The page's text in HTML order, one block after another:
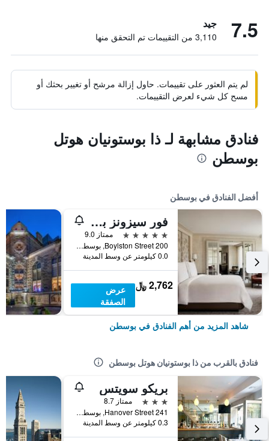
7.5 جيد
3,110 من التقييمات تم التحقق منها
لم يتم العثور على تقييمات. حاول إزالة مرشح أو تغيير بحثك أو
مسح كل شيء لعرض التقييمات.
فنادق مشابهة لـ ذا بوستونيان هوتل
بوسطن
أفضل الفنادق في بوسطن
فور سيزونز بوسطن
5 نجوم
ممتاز 9.0
200 Boylston Street, بوسطن, MA, الولايات المتحدة الأميريكية
0.0 كيلومتر عن وسط المدينة
2,762 ﷼
عرض
الصفقة
شاهد المزيد من أهم الفنادق في بوسطن
فنادق بالقرب من ذا بوستونيان هوتل بوسطن
بريكو سويتس
3 نجوم
ممتاز 8.7
241 Hanover Street, بوسطن, MA, الولايات المتحدة الأميريكية
0.3 كيلومتر عن وسط المدينة